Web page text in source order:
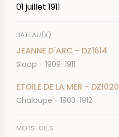
01 juillet 1911
BATEAU(X)
JEANNE D'ARC - DZ1614
Sloop - 1909-1911
ETOILE DE LA MER - DZ1020
Chaloupe - 1903-1912
MOTS-CLÉS